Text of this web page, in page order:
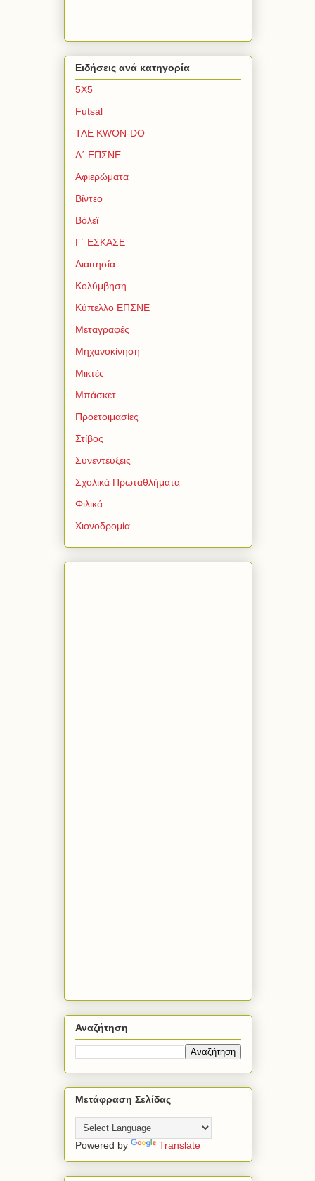
Ειδήσεις ανά κατηγορία
5Χ5
Futsal
TAE KWON-DO
Α΄ ΕΠΣΝΕ
Αφιερώματα
Βίντεο
Βόλεϊ
Γ΄ ΕΣΚΑΣΕ
Διαιτησία
Κολύμβηση
Κύπελλο ΕΠΣΝΕ
Μεταγραφές
Μηχανοκίνηση
Μικτές
Μπάσκετ
Προετοιμασίες
Στίβος
Συνεντεύξεις
Σχολικά Πρωταθλήματα
Φιλικά
Χιονοδρομία
Αναζήτηση
Μετάφραση Σελίδας
Powered by Translate